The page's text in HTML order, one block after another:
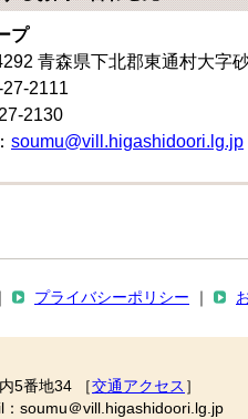
プ
青森県下北郡東通村大字
2111
2130
soumu@vill.higashidoori.lg.jp
プライバシーポリシー
5番地34 ［交通アクセス ］
soumu＠vill.higashidoori.lg.jp